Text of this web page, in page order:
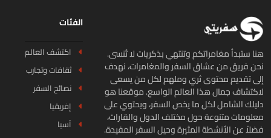
ستبدأ مغامراتكم وتنتهي بذكريات لا تُنسى.
فريق من عشاق السفر والمغامرات، نهدف
تقديم محتوى ثري وملهم لكل من يسعى
جمال هذا العالم الواسع. موقعنا هو
الشامل لكل ما يخص السفر، ويحتوي على
متنوعة حول مختلف الدول والقارات،
عن الأنشطة المثيرة وحيل السفر المفيدة.
الفئات
اكتشف العالم
ثقافات وتجارب
نصائح السفر
إفريقيا
آسيا